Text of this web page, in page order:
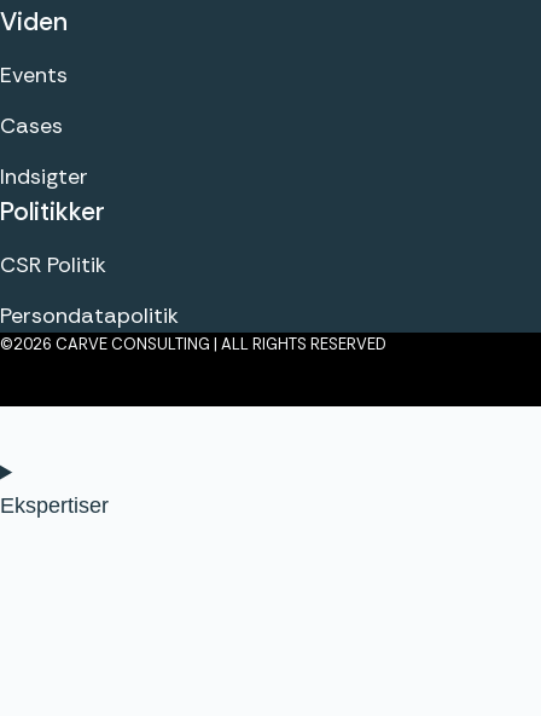
Viden
Events
Cases
Indsigter
Politikker
CSR Politik
Persondatapolitik
©2026 CARVE CONSULTING | ALL RIGHTS RESERVED
Ekspertiser